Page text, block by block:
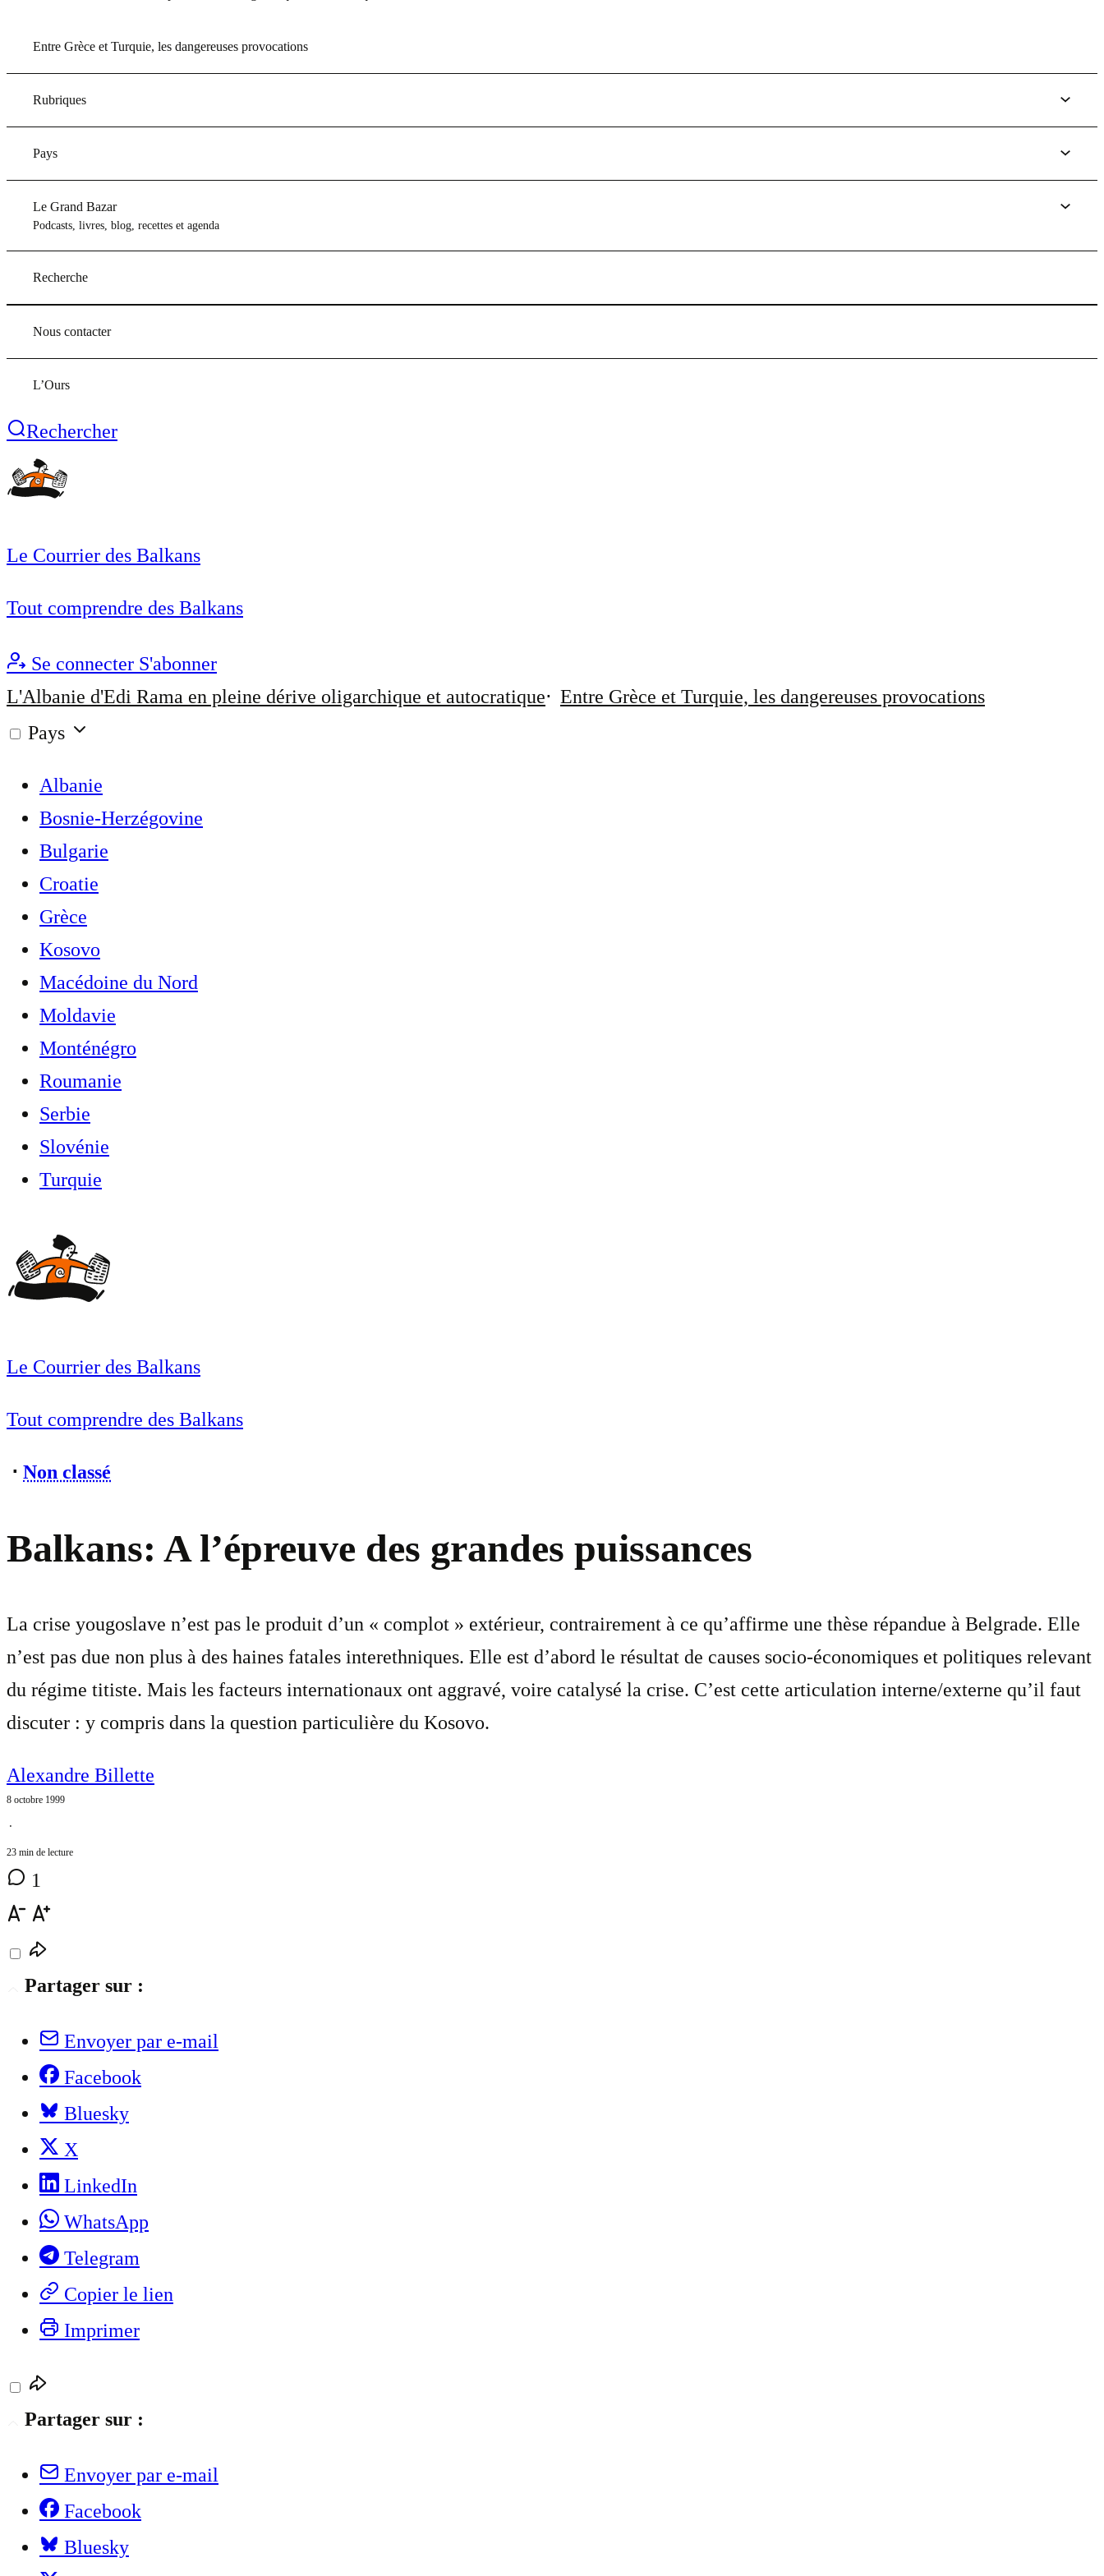
Entre Grèce et Turquie, les dangereuses provocations
Rubriques
Pays
Le Grand Bazar
Podcasts, livres, blog, recettes et agenda
Recherche
Nous contacter
L’Ours
Rechercher
Le Courrier des Balkans
Tout comprendre des Balkans
Se connecter S'abonner
L'Albanie d'Edi Rama en pleine dérive oligarchique et autocratique
Entre Grèce et Turquie, les dangereuses provocations
Pays
Albanie
Bosnie-Herzégovine
Bulgarie
Croatie
Grèce
Kosovo
Macédoine du Nord
Moldavie
Monténégro
Roumanie
Serbie
Slovénie
Turquie
Le Courrier des Balkans
Tout comprendre des Balkans
⋅ Non classé
Balkans: A l’épreuve des grandes puissances
La crise yougoslave n’est pas le produit d’un « complot » extérieur, contrairement à ce qu’affirme une thèse répandue à Belgrade. Elle
n’est pas due non plus à des haines fatales interethniques. Elle est d’abord le résultat de causes socio-économiques et politiques relevant
du régime titiste. Mais les facteurs internationaux ont aggravé, voire catalysé la crise. C’est cette articulation interne/externe qu’il faut
discuter : y compris dans la question particulière du Kosovo.
Alexandre Billette
8 octobre 1999
⋅
23 min de lecture
1
Partager sur :
Envoyer par e-mail
Facebook
Bluesky
X
LinkedIn
WhatsApp
Telegram
Copier le lien
Imprimer
Partager sur :
Envoyer par e-mail
Facebook
Bluesky